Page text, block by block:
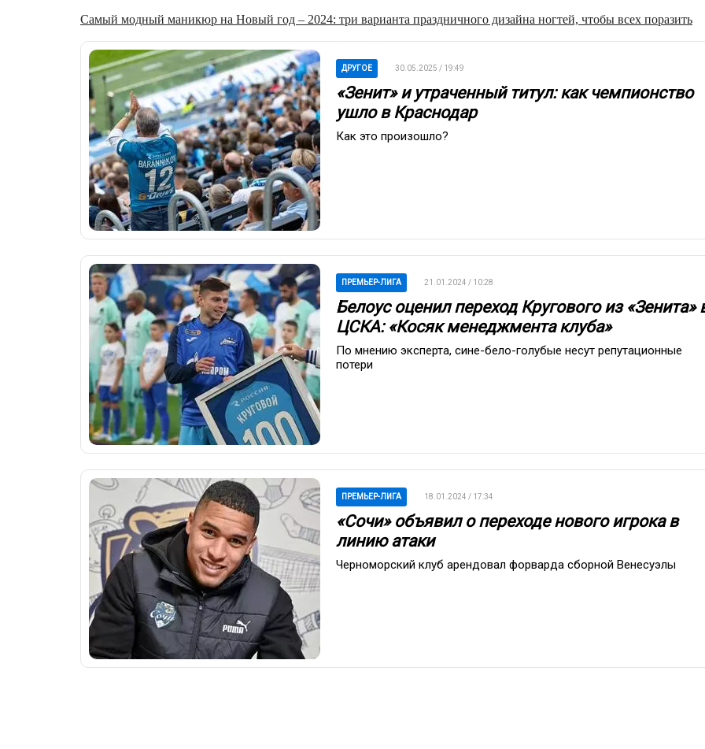
Самый модный маникюр на Новый год – 2024: три варианта праздничного дизайна ногтей, чтобы всех поразить
ДРУГОЕ 30.05.2025 / 19:49
«Зенит» и утраченный титул: как чемпионство
ушло в Краснодар
Как это произошло?
ПРЕМЬЕР-ЛИГА 21.01.2024 / 10:28
Белоус оценил переход Кругового из «Зенита»
ЦСКА: «Косяк менеджмента клуба»
По мнению эксперта, сине-бело-голубые несут репутационные
потери
ПРЕМЬЕР-ЛИГА 18.01.2024 / 17:34
«Сочи» объявил о переходе нового игрока в
линию атаки
Черноморский клуб арендовал форварда сборной Венесуэлы